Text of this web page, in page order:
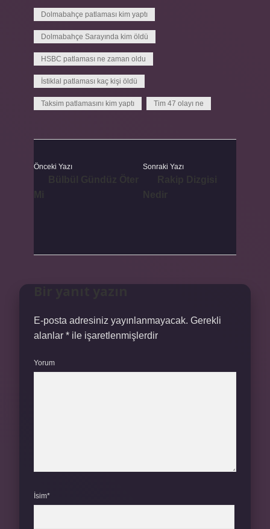
Dolmabahçe patlaması kim yaptı
Dolmabahçe Sarayında kim öldü
HSBC patlaması ne zaman oldu
İstiklal patlaması kaç kişi öldü
Taksim patlamasını kim yaptı Tim 47 olayı ne
Önceki Yazı Sonraki Yazı
E-posta adresiniz yayınlanmayacak. Gerekli
alanlar * ile işaretlenmişlerdir
Yorum
İsim*